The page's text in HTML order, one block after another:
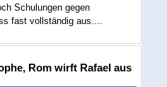
Schulungen gegen
fast vollständig aus....
Rom wirft Rafael aus